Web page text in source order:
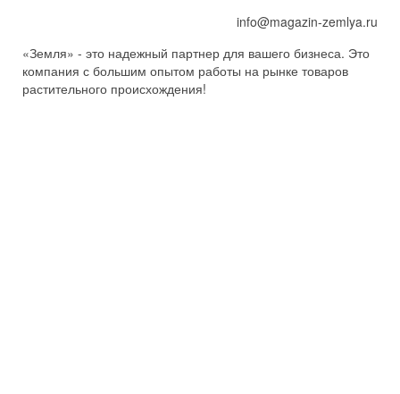
info@magazin-zemlya.ru
«Земля» - это надежный партнер для вашего бизнеса. Это
компания с большим опытом работы на рынке товаров
растительного происхождения!